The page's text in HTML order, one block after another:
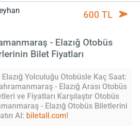
600 TL
- Elazığ Otobüs
Bilet Fiyatları
Yolculuğu Otobüsle Kaç Saat:
- Elazığ Arası Otobüs
ve Fiyatları Karşılaştır Otobüs
- Elazığ Otobüs Biletlerini
Al: biletall.com!